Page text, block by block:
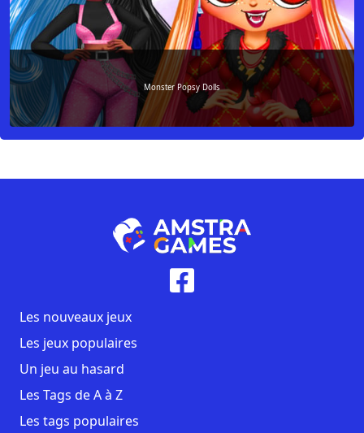
Monster Popsy Dolls
Les nouveaux jeux
Les jeux populaires
Un jeu au hasard
Les Tags de A à Z
Les tags populaires